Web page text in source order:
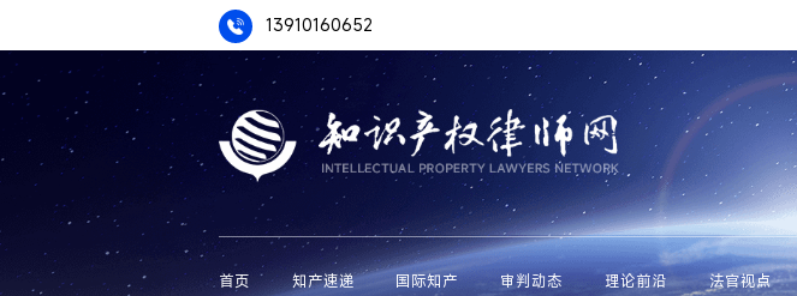
13910160652
首页 知产速递 国际知产 审判动态 理论前沿 法官视点